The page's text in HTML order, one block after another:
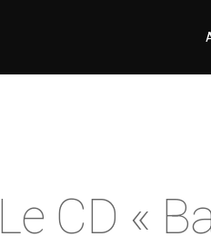
Le CD «